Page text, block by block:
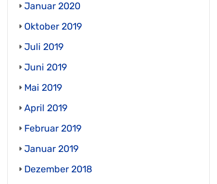
Januar 2020
Oktober 2019
Juli 2019
Juni 2019
Mai 2019
April 2019
Februar 2019
Januar 2019
Dezember 2018